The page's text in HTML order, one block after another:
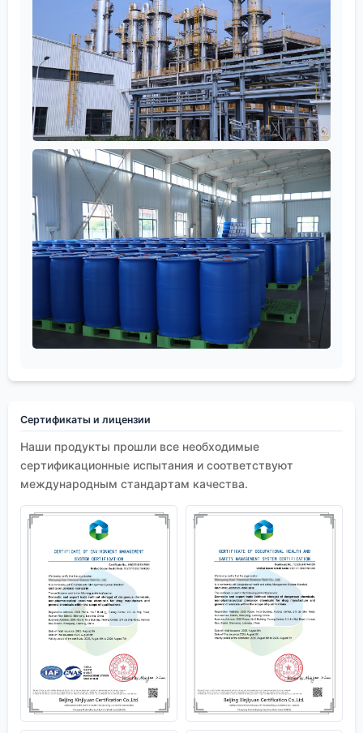
Сертификаты и лицензии
Наши продукты прошли все необходимые
сертификационные испытания и соответствуют
международным стандартам качества.